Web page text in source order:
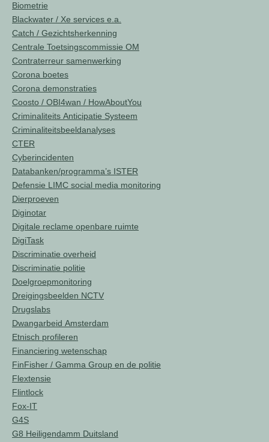
Biometrie
Blackwater / Xe services e.a.
Catch / Gezichtsherkenning
Centrale Toetsingscommissie OM
Contraterreur samenwerking
Corona boetes
Corona demonstraties
Coosto / OBI4wan / HowAboutYou
Criminaliteits Anticipatie Systeem
Criminaliteitsbeeldanalyses
CTER
Cyberincidenten
Databanken/programma’s ISTER
Defensie LIMC social media monitoring
Dierproeven
Diginotar
Digitale reclame openbare ruimte
DigiTask
Discriminatie overheid
Discriminatie politie
Doelgroepmonitoring
Dreigingsbeelden NCTV
Drugslabs
Dwangarbeid Amsterdam
Etnisch profileren
Financiering wetenschap
FinFisher / Gamma Group en de politie
Flextensie
Flintlock
Fox-IT
G4S
G8 Heiligendamm Duitsland